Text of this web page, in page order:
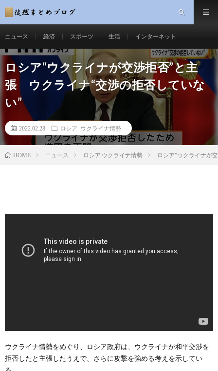
ニュース 経済 スポーツ 生活 インターネット
ロシア“ウクライナが交渉拒否”と主
張 ウクライナ“交渉の拒否していな
い”
2022.02.28 ロシア ウクライナ情勢
HOME ニュース ロシア ウクライナ情勢 ロシア“ウクライナが
ウクライナ情勢をめぐり、ロシア政府は、ウクライナが和平交渉を
拒否したと主張したうえで、さらに攻撃を強める考えを示してい